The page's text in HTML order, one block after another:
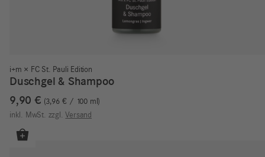
i+m × FC St. Pauli Edition
Duschgel & Shampoo
9,90 € 3,96€ / 100 ml
inkl. MwSt. zzgl. Versand